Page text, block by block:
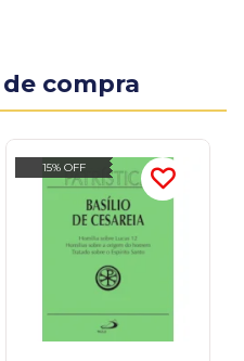
compra
15% OFF